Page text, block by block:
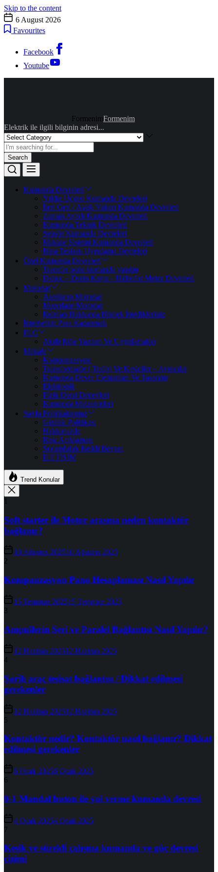
Skip to the content
6 August 2026
Favourites
Facebook
Youtube
FormenimFormenim
Elektrik ile ilgili bilginin adresi...
Search
Kumanda Devreleri
Yıldız Üçgen Kumanda Devreleri
İleri Geri / Aşağı Yukarı Kumanda Devreleri
Zaman Ayarlı Kumanda Devreleri
Kumanda Teknik Devreleri
Sensör Kumanda Devreleri
Makine Sistemi Kumanda Devreleri
Bina Tesisatı Uygulama Devreleri
Özel Kumanda Devreleri
Transfer pano kumanda yapımı
Dalgıç – Derin Kuyu – Hidrofor Motor Devreleri
Motorlar
Asenkron Motorlar
Monofaze Motorlar
Rulman Hakkında Bilmek İstedikleriniz
İnternetten Para Kazanmak
PLC
Akıllı Röle Yazılım Ve Uygulamaları
Makale
Kompanzasyon
Transformatör ( Trafo) Ve Kesiciler – Ayırıcılar
Kumanda Devre Elemanları Ve Tasarımı
Elektronik
Fizik Dersi Deneyleri
Kumanda Malzemeleri
Sayfa Politikalarımız
Gizlilik Politikası
Hakkımızda
Risk Açıklaması
Sorumluluk Reddi Beyanı
İLETİŞİM
Trend Konular
1
Soft starter ile Motor arasına neden kontaktör
bağlanır?
10 Ağustos 202510 Ağustos 2025
2
Kompanzasyon Pano Hesaplaması Nasıl Yapılır
15 Temmuz 202515 Temmuz 2025
3
Ampullerin Seri ve Paralel Bağlantısı Nasıl Yapılır?
12 Haziran 202512 Haziran 2025
4
Şarjlı araç tesisat bağlantısı / Dikkat edilmesi
gerekenler
12 Haziran 202512 Haziran 2025
5
Kontaktör nedir? Kontaktör nasıl bağlanır? Dikkat
edilmesi gerekenler
6 Ocak 20256 Ocak 2025
6
0-1 Mandal buton ile yol verme kumanda devresi
4 Ocak 20254 Ocak 2025
7
Kesik ve sürekli çalışma kumanda ve güç devresi
çizimi